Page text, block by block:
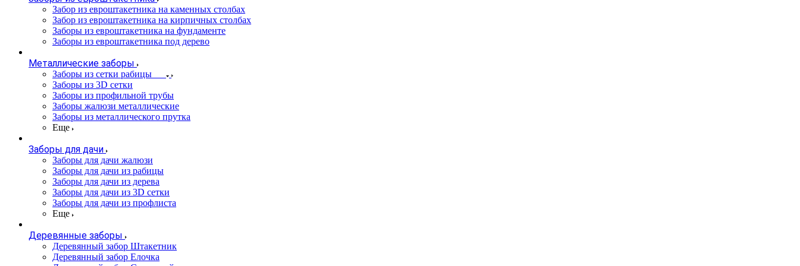
Забор из евроштакетника на каменных столбах
Забор из евроштакетника на кирпичных столбах
Заборы из евроштакетника на фундаменте
Заборы из евроштакетника под дерево
Металлические заборы
Заборы из сетки рабицы
Заборы из 3D сетки
Заборы из профильной трубы
Заборы жалюзи металлические
Заборы из металлического прутка
Еще
Заборы для дачи
Заборы для дачи жалюзи
Заборы для дачи из рабицы
Заборы для дачи из дерева
Заборы для дачи из 3D сетки
Заборы для дачи из профлиста
Еще
Деревянные заборы
Деревянный забор Штакетник
Деревянный забор Елочка